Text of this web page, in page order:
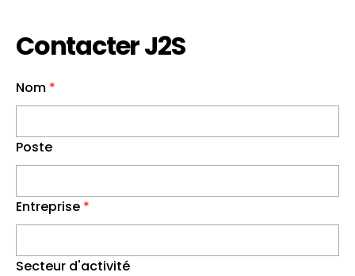
Contacter J2S
Nom *
Poste
Entreprise *
Secteur d'activité